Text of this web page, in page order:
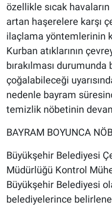
özellikle sıcak
artan haşerelere karşı
ilaçlama yöntemlerinin
Kurban atıklarının
bırakılması
çoğalabileceği
nedenle bayram
temizlik nöbetinin
BAYRAM BOYUNCA
Büyükşehir Belediyesi
Müdürlüğü Kontrol
Büyükşehir Belediyesi
belediyelerince